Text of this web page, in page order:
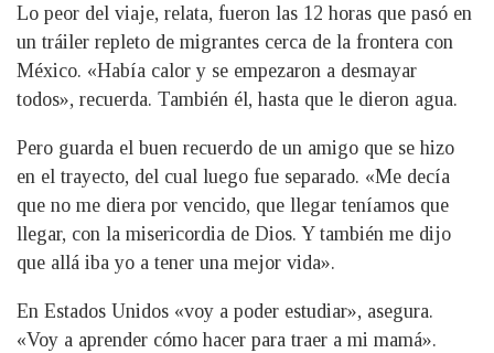
Lo peor del viaje, relata, fueron las 12 horas que pasó en
un tráiler repleto de migrantes cerca de la frontera con
México. «Había calor y se empezaron a desmayar
todos», recuerda. También él, hasta que le dieron agua.
Pero guarda el buen recuerdo de un amigo que se hizo
en el trayecto, del cual luego fue separado. «Me decía
que no me diera por vencido, que llegar teníamos que
llegar, con la misericordia de Dios. Y también me dijo
que allá iba yo a tener una mejor vida».
En Estados Unidos «voy a poder estudiar», asegura.
«Voy a aprender cómo hacer para traer a mi mamá».